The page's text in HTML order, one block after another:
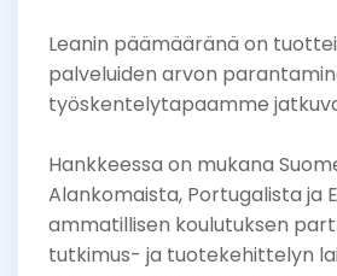
Leanin päämääränä on
palveluiden arvon
työskentelytapaamme
Hankkeessa on mukana
Alankomaista, Portugalista ja
ammatillisen koulutuksen
tutkimus- ja tuotekehittelyn